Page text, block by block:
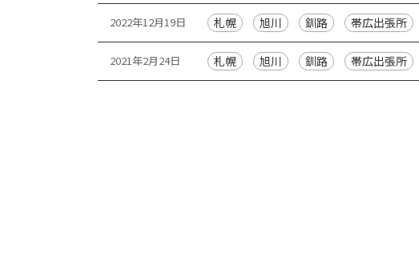
2022年12月19日 札幌 旭川 釧路 帯広出張所
2021年2月24日 札幌 旭川 釧路 帯広出張所